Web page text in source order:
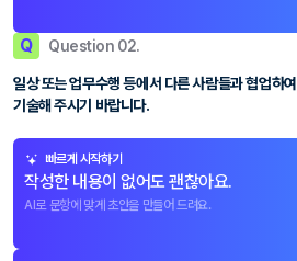
Q Question 02.
일상 또는 업무수행 등에서 다른 사람들과 협업하
기술해 주시기 바랍니다.
빠르게 시작하기
작성한 내용이 없어도 괜찮아요.
AI로 문항에 맞게 초안을 만들어 드려요.